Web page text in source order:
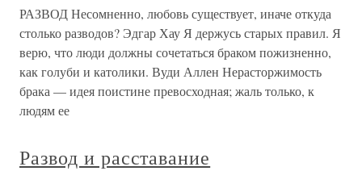
РАЗВОД Несомненно, любовь существует, иначе откуда
столько разводов? Эдгар Хау Я держусь старых правил. Я
верю, что люди должны сочетаться браком пожизненно,
как голуби и католики. Вуди Аллен Нерасторжимость
брака — идея поистине превосходная; жаль только, к
людям ее
Развод и расставание